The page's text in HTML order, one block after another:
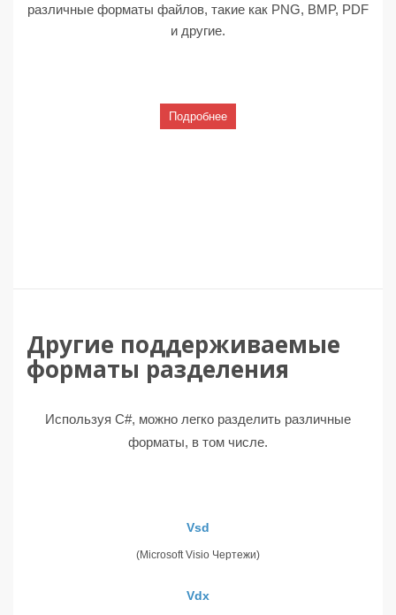
различные форматы файлов, такие как PNG, BMP, PDF
и другие.
Подробнее
Другие поддерживаемые
форматы разделения
Используя C#, можно легко разделить различные
форматы, в том числе.
Vsd
(Microsoft Visio Чертежи)
Vdx